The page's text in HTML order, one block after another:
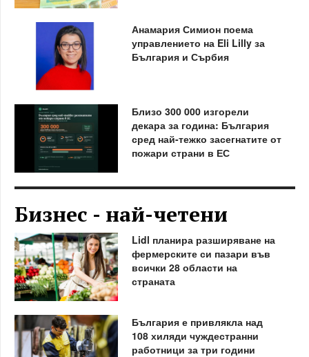
Анамария Симион поема
управлението на Eli Lilly за
България и Сърбия
Близо 300 000 изгорели
декара за година: България
сред най-тежко засегнатите от
пожари страни в ЕС
Бизнес - най-четени
Lidl планира разширяване на
фермерските си пазари във
всички 28 области на
страната
България е привлякла над
108 хиляди чуждестранни
работници за три години